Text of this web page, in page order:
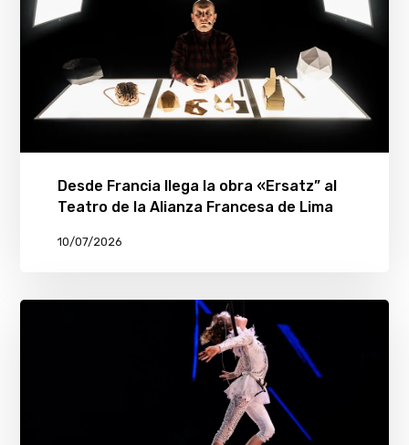
Desde Francia llega la obra «Ersatz” al
Teatro de la Alianza Francesa de Lima
10/07/2026